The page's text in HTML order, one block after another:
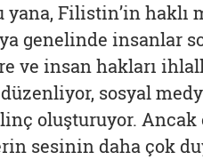
yana, Filistin’in
genelinde insanlar
ve insan hakları
sosyal
oluşturuyor. Ancak
sesinin daha çok